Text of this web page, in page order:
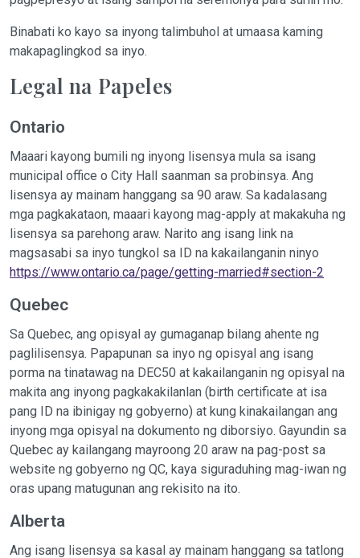
Binabati ko kayo sa inyong talimbuhol at umaasa kaming
makapaglingkod sa inyo.
Legal na Papeles
Ontario
Maaari kayong bumili ng inyong lisensya mula sa isang
municipal office o City Hall saanman sa probinsya. Ang
lisensya ay mainam hanggang sa 90 araw. Sa kadalasang
mga pagkakataon, maaari kayong mag-apply at makakuha ng
lisensya sa parehong araw. Narito ang isang link na
magsasabi sa inyo tungkol sa ID na kakailanganin ninyo
https://www.ontario.ca/page/getting-married#section-2
Quebec
Sa Quebec, ang opisyal ay gumaganap bilang ahente ng
paglilisensya. Papapunan sa inyo ng opisyal ang isang
porma na tinatawag na DEC50 at kakailanganin ng opisyal na
makita ang inyong pagkakakilanlan (birth certificate at isa
pang ID na ibinigay ng gobyerno) at kung kinakailangan ang
inyong mga opisyal na dokumento ng diborsiyo. Gayundin sa
Quebec ay kailangang mayroong 20 araw na pag-post sa
website ng gobyerno ng QC, kaya siguraduhing mag-iwan ng
oras upang matugunan ang rekisito na ito.
Alberta
Ang isang lisensya sa kasal ay mainam hanggang sa tatlong